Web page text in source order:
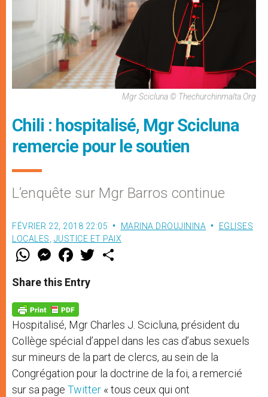
Mgr Scicluna © Thechurchinmalta.org
Chili : hospitalisé, Mgr Scicluna
remercie pour le soutien
L’enquête sur Mgr Barros continue
FÉVRIER 22, 2018 22:05 MARINA DROUJININA
EGLISES
LOCALES, JUSTICE ET PAIX
W
t
s
p
p
M
e
s
e
g
e
r
F
a
e
b
o
k
w
Share this Entry
Hospitalisé, Mgr Charles J. Scicluna, président du
Collège spécial d’appel dans les cas d’abus sexuels
sur mineurs de la part de clercs, au sein de la
Congrégation pour la doctrine de la foi, a remercié
sur sa page Twitter « tous ceux qui ont